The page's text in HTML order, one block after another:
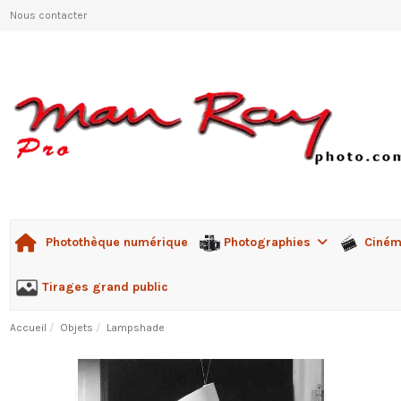
Nous contacter
Photothèque numérique Photographies
Tirages grand public
Accueil Objets Lampshade